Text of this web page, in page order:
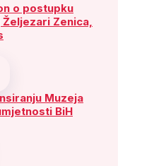
o postupku
Zenica,
Muzeja
BiH